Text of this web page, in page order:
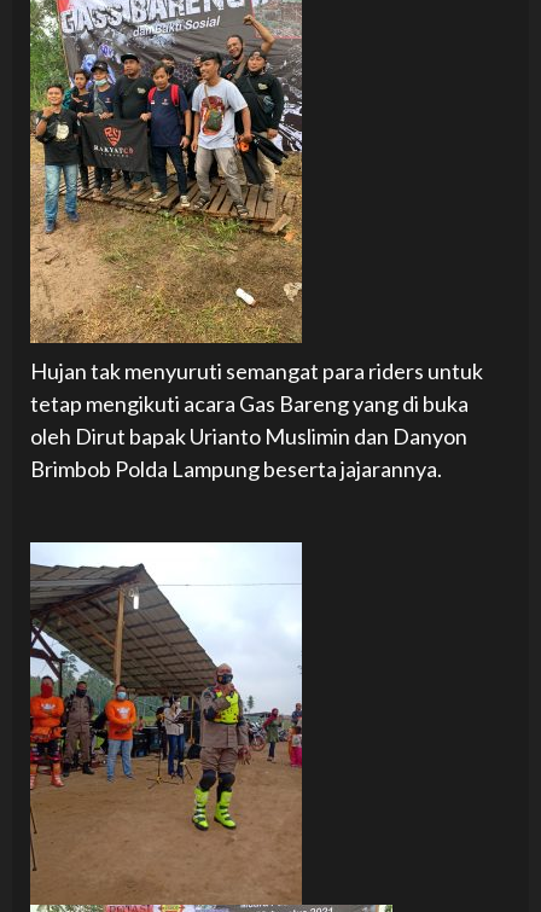
Hujan tak menyuruti semangat para riders untuk
tetap mengikuti acara Gas Bareng yang di buka
oleh Dirut bapak Urianto Muslimin dan Danyon
Brimbob Polda Lampung beserta jajarannya.